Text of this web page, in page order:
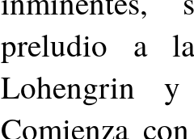
preludio a
Lohengrin
Comienza